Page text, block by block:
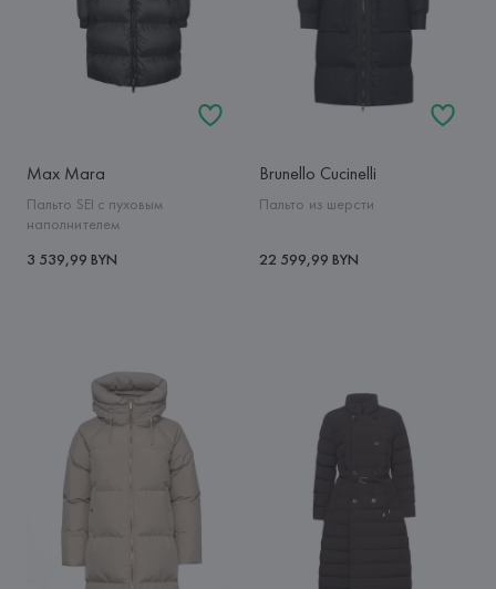
Max Mara
Пальто SEI с пуховым
наполнителем
3 539,99 BYN
Brunello Cucinelli
Пальто из шерсти
22 599,99 BYN